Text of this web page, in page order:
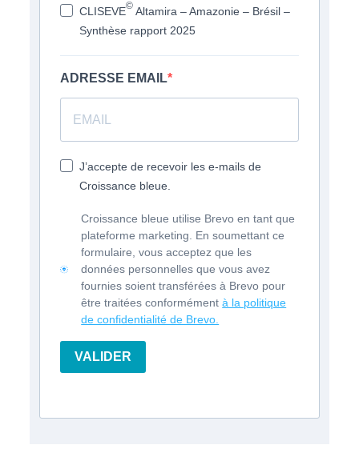
CLISEVE© Altamira – Amazonie – Brésil –
Synthèse rapport 2025
ADRESSE EMAIL
J’accepte de recevoir les e-mails de
Croissance bleue.
Croissance bleue utilise Brevo en tant que
plateforme marketing. En soumettant ce
formulaire, vous acceptez que les
données personnelles que vous avez
fournies soient transférées à Brevo pour
être traitées conformémentà la politique
de confidentialité de Brevo.
VALIDER